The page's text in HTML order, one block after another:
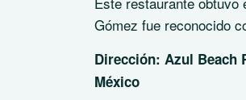
Gómez fue reconocido
Dirección: Azul Beach
México